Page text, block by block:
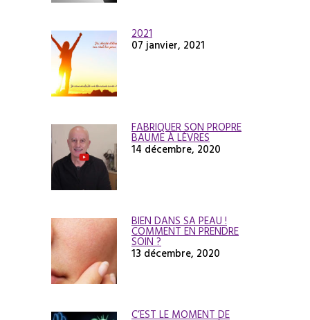
2021
07 janvier, 2021
FABRIQUER SON PROPRE
BAUME À LÈVRES
14 décembre, 2020
BIEN DANS SA PEAU !
COMMENT EN PRENDRE
SOIN ?
13 décembre, 2020
C’EST LE MOMENT DE